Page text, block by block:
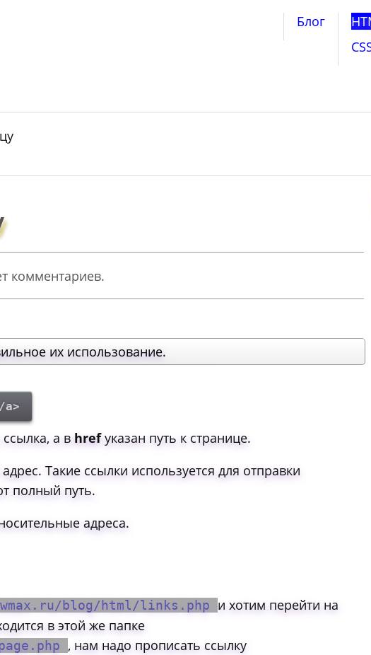
Блог
комментариев.
их использование.
а в hrefуказан путь к странице.
Такие ссылки используется для отправки
полный путь.
адреса.
blog/html/links.php и хотим перейти на
в этой же папке
, нам надо прописать ссылку